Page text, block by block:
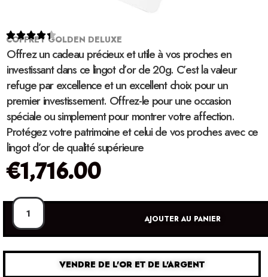

COFFRET GOLDEN DELUXE
Offrez un cadeau précieux et utile à vos proches en
investissant dans ce lingot d’or de 20g. C’est la valeur
refuge par excellence et un excellent choix pour un
premier investissement. Offrez-le pour une occasion
spéciale ou simplement pour montrer votre affection.
Protégez votre patrimoine et celui de vos proches avec ce
lingot d’or de qualité supérieure
€1,716.00
AJOUTER AU PANIER
VENDRE DE L'OR ET DE L'ARGENT